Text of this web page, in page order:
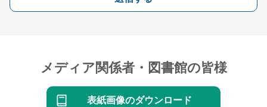
メディア関係者・図書館の皆様
表紙画像のダウンロード